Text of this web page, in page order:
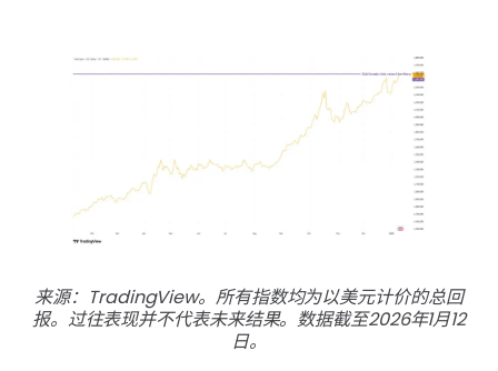
来源：TradingView。所有指数均为以美元计价的总回
报。过往表现并不代表未来结果。数据截至2026年1月12
日。